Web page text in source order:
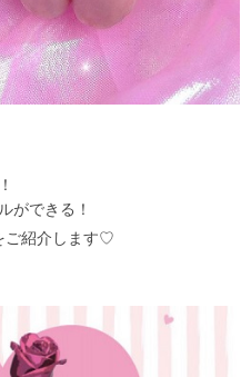
ができる！
ご紹介します♡